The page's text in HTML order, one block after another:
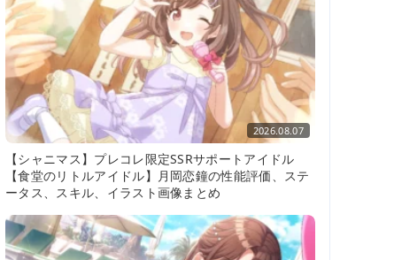
2026.08.07
【シャニマス】プレコレ限定SSRサポートアイドル
【食堂のリトルアイドル】月岡恋鐘の性能評価、ステ
ータス、スキル、イラスト画像まとめ